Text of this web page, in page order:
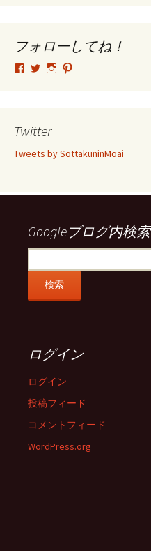
ブ
フォローしてね！
tsutomu.hattori.33
フ
ー
SottakuninMoai
フ
ー
tsutomu.hattori.33
ー ー
示
Twitter
Tweets by SottakuninMoai
Googleブログ内検索
ログイン
ログイン
投稿フィード
コメントフィード
WordPress.org